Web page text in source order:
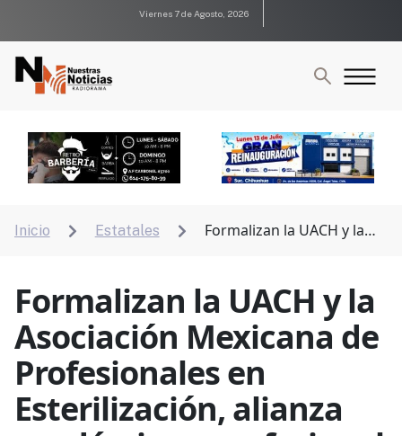
Viernes 7 de Agosto, 2026
Inicio  Estatales 
Formalizan la UACH y la
Formalizan la UACH y la
Asociación Mexicana de
Profesionales en
Esterilización, alianza